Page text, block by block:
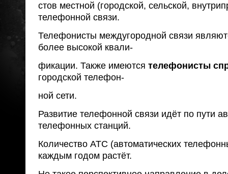
стов местной (городской, сельской,
телефонной связи.
Телефонисты междугородной связи
более высокой квали-
фикации. Также имеются телефонисты
городской телефон-
ной сети.
Развитие телефонной связи идёт по пути
телефонных станций.
Количество АТС (автоматических
каждым годом растёт.